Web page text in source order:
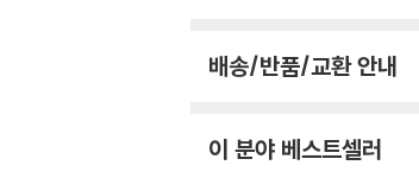
배송/반품/교환 안내
이 분야 베스트셀러